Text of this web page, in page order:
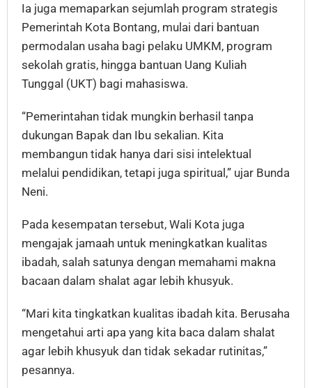
Ia juga memaparkan sejumlah program strategis
Pemerintah Kota Bontang, mulai dari bantuan
permodalan usaha bagi pelaku UMKM, program
sekolah gratis, hingga bantuan Uang Kuliah
Tunggal (UKT) bagi mahasiswa.
“Pemerintahan tidak mungkin berhasil tanpa
dukungan Bapak dan Ibu sekalian. Kita
membangun tidak hanya dari sisi intelektual
melalui pendidikan, tetapi juga spiritual,” ujar Bunda
Neni.
Pada kesempatan tersebut, Wali Kota juga
mengajak jamaah untuk meningkatkan kualitas
ibadah, salah satunya dengan memahami makna
bacaan dalam shalat agar lebih khusyuk.
“Mari kita tingkatkan kualitas ibadah kita. Berusaha
mengetahui arti apa yang kita baca dalam shalat
agar lebih khusyuk dan tidak sekadar rutinitas,”
pesannya.